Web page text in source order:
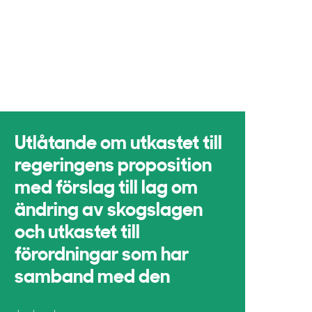
Utlåtande om utkastet till
regeringens proposition
med förslag till lag om
ändring av skogslagen
och utkastet till
förordningar som har
samband med den